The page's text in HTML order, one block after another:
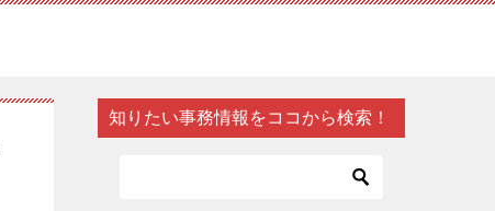
知りたい事務情報をココから検索！